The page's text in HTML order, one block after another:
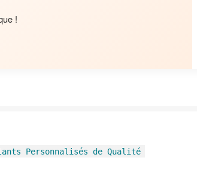
!
Personnalisés de Qualité